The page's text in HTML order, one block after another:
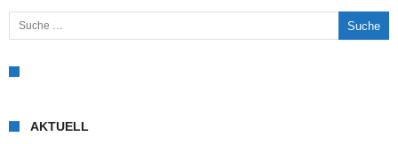
Suche nach:
AKTUELL